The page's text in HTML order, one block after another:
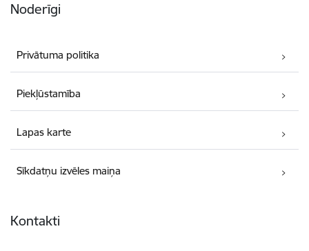
Noderīgi
Privātuma politika
Piekļūstamība
Lapas karte
Sīkdatņu izvēles maiņa
Kontakti